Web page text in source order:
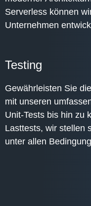
Serverless können
Unternehmen
Testing
Gewährleisten Sie
mit unseren
Unit-Tests bis hin zu
Lasttests, wir stellen
unter allen